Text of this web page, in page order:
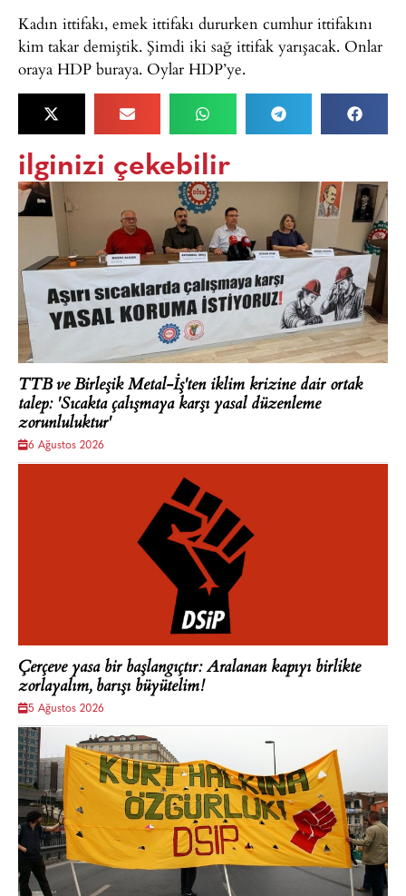
Kadın ittifakı, emek ittifakı dururken cumhur ittifakını
kim takar demiştik. Şimdi iki sağ ittifak yarışacak. Onlar
oraya HDP buraya. Oylar HDP’ye.
ilginizi çekebilir
TTB ve Birleşik Metal-İş'ten iklim krizine dair ortak
talep: 'Sıcakta çalışmaya karşı yasal düzenleme
zorunluluktur'
6 Ağustos 2026
Çerçeve yasa bir başlangıçtır: Aralanan kapıyı birlikte
zorlayalım, barışı büyütelim!
5 Ağustos 2026